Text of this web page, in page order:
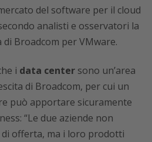
del software per il cloud
analisti e osservatori la
Broadcom per VMware.
i data center sono un’area
di Broadcom, per cui un
può apportare sicuramente
“Le due aziende non
offerta, ma i loro prodotti